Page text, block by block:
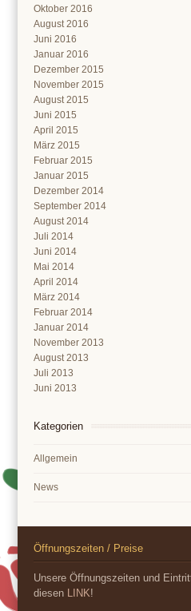
Oktober 2016
August 2016
Juni 2016
Januar 2016
Dezember 2015
November 2015
August 2015
Juni 2015
April 2015
März 2015
Februar 2015
Januar 2015
Dezember 2014
September 2014
August 2014
Juli 2014
Juni 2014
Mai 2014
April 2014
März 2014
Februar 2014
Januar 2014
November 2013
August 2013
Juli 2013
Juni 2013
Kategorien
Allgemein
News
Öffnungszeiten / Preise
Unsere Öffnungszeiten und
diesen LINK!